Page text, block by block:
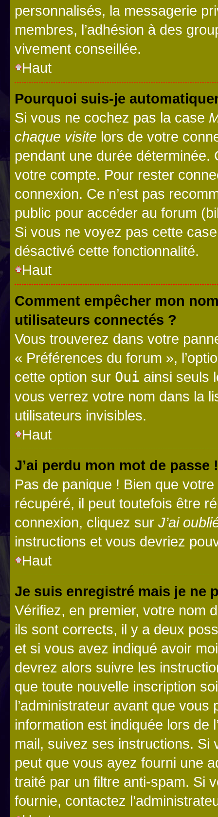
personnalisés, la messagerie
membres, l’adhésion à des
vivement conseillée.
Haut
Pourquoi suis-je
Si vous ne cochez pas la case
chaque visite lors de votre
pendant une durée déterminée.
votre compte. Pour rester
connexion. Ce n’est pas
public pour accéder au forum
Si vous ne voyez pas cette
désactivé cette fonctionnalité.
Haut
Comment empêcher mon
utilisateurs connectés ?
Vous trouverez dans votre
« Préférences du forum »,
cette option sur Oui ainsi seuls
vous verrez votre nom dans la
utilisateurs invisibles.
Haut
J’ai perdu mon mot de passe !
Pas de panique ! Bien que
récupéré, il peut toutefois être
connexion, cliquez sur J’ai
instructions et vous devriez
Haut
Je suis enregistré mais je ne
Vérifiez, en premier, votre nom
ils sont corrects, il y a deux
et si vous avez indiqué avoir
devrez alors suivre les
que toute nouvelle inscription
l’administrateur avant que
information est indiquée lors de
mail, suivez ses instructions. Si
peut que vous ayez fourni une
traité par un filtre anti-spam. Si
fournie, contactez